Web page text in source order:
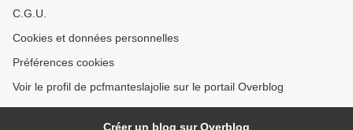
C.G.U.
Cookies et données personnelles
Préférences cookies
Voir le profil de pcfmanteslajolie sur le portail Overblog
Créer un blog sur Overblog